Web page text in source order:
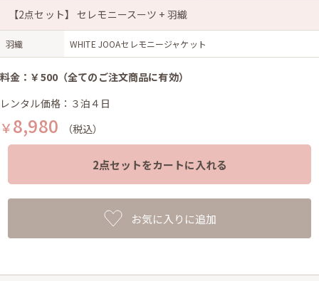
【2点セット】 セレモニースーツ + 羽織
羽織 WHITE JOOAセレモニージャケット
料金：￥500（全てのご注文商品に有効）
レンタル価格：３泊４日
￥8,980 （税込）
2点セットをカートに入れる
お気に入りに追加